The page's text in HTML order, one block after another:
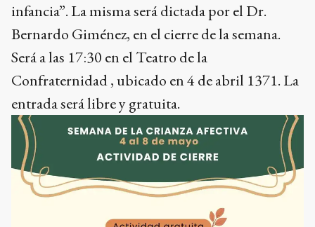
infancia”. La misma será dictada por el Dr.
Bernardo Giménez, en el cierre de la semana.
Será a las 17:30 en el Teatro de la
Confraternidad , ubicado en 4 de abril 1371. La
entrada será libre y gratuita.